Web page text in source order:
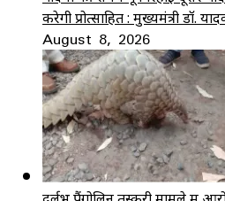
करेगी प्रोत्साहित : मुख्यमंत्री डॉ.
August 8, 2026